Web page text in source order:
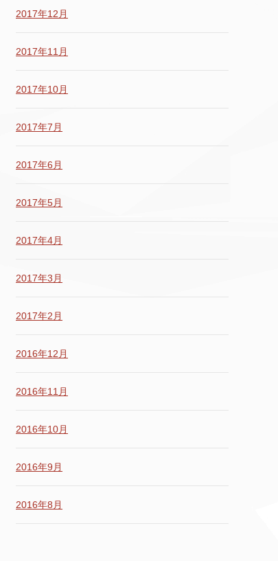
2017年12月
2017年11月
2017年10月
2017年7月
2017年6月
2017年5月
2017年4月
2017年3月
2017年2月
2016年12月
2016年11月
2016年10月
2016年9月
2016年8月